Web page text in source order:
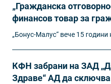
„Гражданска
финансов товар за
„Бонус-Малус“ вече 15
КФН забрани на ЗАД
Здраве“ АД да